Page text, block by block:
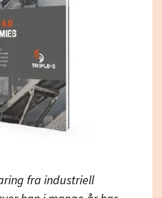
fra industriell